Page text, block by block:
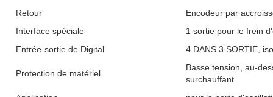
Retour
Encodeur par
Interface spéciale
1 sortie pour le frein
Entrée-sortie de Digital
4 DANS 3 SORTIE,
Protection de matériel
Basse tension, au-
surchauffant